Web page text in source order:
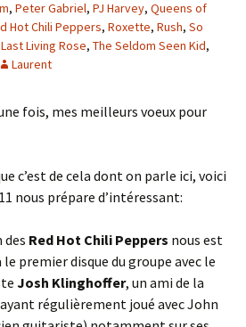
, Peter Gabriel, PJ Harvey, Queens of
Hot Chili Peppers, Roxette, Rush, So
Living Rose, The Seldom Seen Kid,
Laurent
fois, mes meilleurs voeux pour
c’est de cela dont on parle ici, voici
nous prépare d’intéressant:
des Red Hot Chili Peppers nous est
le premier disque du groupe avec le
Josh Klinghoffer, un ami de la
régulièrement joué avec John